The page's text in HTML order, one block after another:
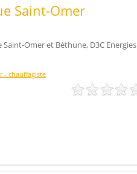
Saint-Omer
Omer et Béthune, D3C Energies
- chauffagiste